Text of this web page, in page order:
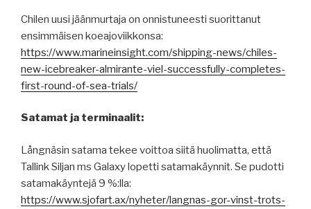
Chilen uusi jäänmurtaja on onnistuneesti suorittanut
ensimmäisen koeajoviikkonsa:
https://www.marineinsight.com/shipping-news/chiles-
new-icebreaker-almirante-viel-successfully-completes-
first-round-of-sea-trials/
Satamat ja terminaalit:
Långnäsin satama tekee voittoa siitä huolimatta, että
Tallink Siljan ms Galaxy lopetti satamakäynnit. Se pudotti
satamakäyntejä 9 %:lla:
https://www.sjofart.ax/nyheter/langnas-gor-vinst-trots-